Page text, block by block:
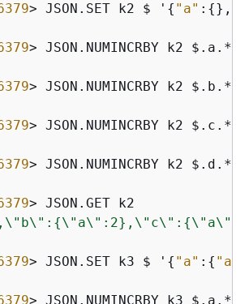
> JSON.SET k2 $ ' { "a" : {},
> JSON.NUMINCRBY k2 $.a.*
> JSON.NUMINCRBY k2 $.b.*
> JSON.NUMINCRBY k2 $.c.*
> JSON.NUMINCRBY k2 $.d.*
{\"a\":2},\"c\": {
> JSON.SET k3 $ ' { "a" : { "a"
> JSON.NUMINCRBY k3 $.a.*